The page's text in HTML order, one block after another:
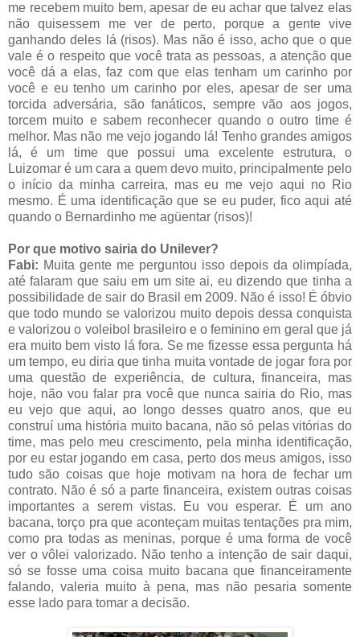
me recebem muito bem, apesar de eu achar que talvez elas
não quisessem me ver de perto, porque a gente vive
ganhando deles lá (risos). Mas não é isso, acho que o que
vale é o respeito que você trata as pessoas, a atenção que
você dá a elas, faz com que elas tenham um carinho por
você e eu tenho um carinho por eles, apesar de ser uma
torcida adversária, são fanáticos, sempre vão aos jogos,
torcem muito e sabem reconhecer quando o outro time é
melhor. Mas não me vejo jogando lá! Tenho grandes amigos
lá, é um time que possui uma excelente estrutura, o
Luizomar é um cara a quem devo muito, principalmente pelo
o início da minha carreira, mas eu me vejo aqui no Rio
mesmo. É uma identificação que se eu puder, fico aqui até
quando o Bernardinho me agüentar (risos)!
Por que motivo sairia do Unilever?
Fabi: Muita gente me perguntou isso depois da olimpíada,
até falaram que saiu em um site ai, eu dizendo que tinha a
possibilidade de sair do Brasil em 2009. Não é isso! É óbvio
que todo mundo se valorizou muito depois dessa conquista
e valorizou o voleibol brasileiro e o feminino em geral que já
era muito bem visto lá fora. Se me fizesse essa pergunta há
um tempo, eu diria que tinha muita vontade de jogar fora por
uma questão de experiência, de cultura, financeira, mas
hoje, não vou falar pra você que nunca sairia do Rio, mas
eu vejo que aqui, ao longo desses quatro anos, que eu
construí uma história muito bacana, não só pelas vitórias do
time, mas pelo meu crescimento, pela minha identificação,
por eu estar jogando em casa, perto dos meus amigos, isso
tudo são coisas que hoje motivam na hora de fechar um
contrato. Não é só a parte financeira, existem outras coisas
importantes a serem vistas. Eu vou esperar. É um ano
bacana, torço pra que aconteçam muitas tentações pra mim,
como pra todas as meninas, porque é uma forma de você
ver o vôlei valorizado. Não tenho a intenção de sair daqui,
só se fosse uma coisa muito bacana que financeiramente
falando, valeria muito à pena, mas não pesaria somente
esse lado para tomar a decisão.